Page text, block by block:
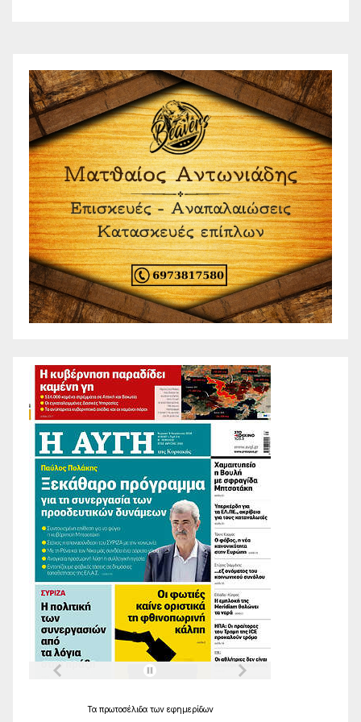
Τα πρωτοσέλιδα των εφημερίδων